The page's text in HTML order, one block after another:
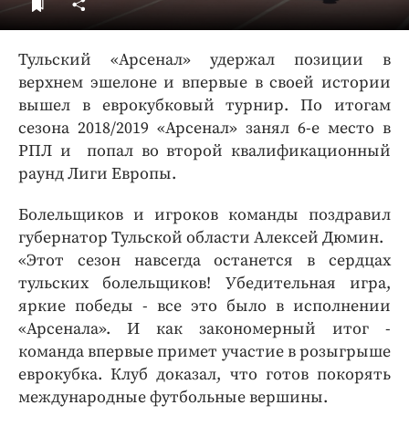
Тульский «Арсенал» удержал позиции в
верхнем эшелоне и впервые в своей истории
вышел в еврокубковый турнир. По итогам
сезона 2018/2019 «Арсенал» занял 6-е место в
РПЛ и попал во второй квалификационный
раунд Лиги Европы.
Болельщиков и игроков команды поздравил
губернатор Тульской области Алексей Дюмин.
«Этот сезон навсегда останется в сердцах
тульских болельщиков! Убедительная игра,
яркие победы - все это было в исполнении
«Арсенала». И как закономерный итог -
команда впервые примет участие в розыгрыше
еврокубка. Клуб доказал, что готов покорять
международные футбольные вершины.